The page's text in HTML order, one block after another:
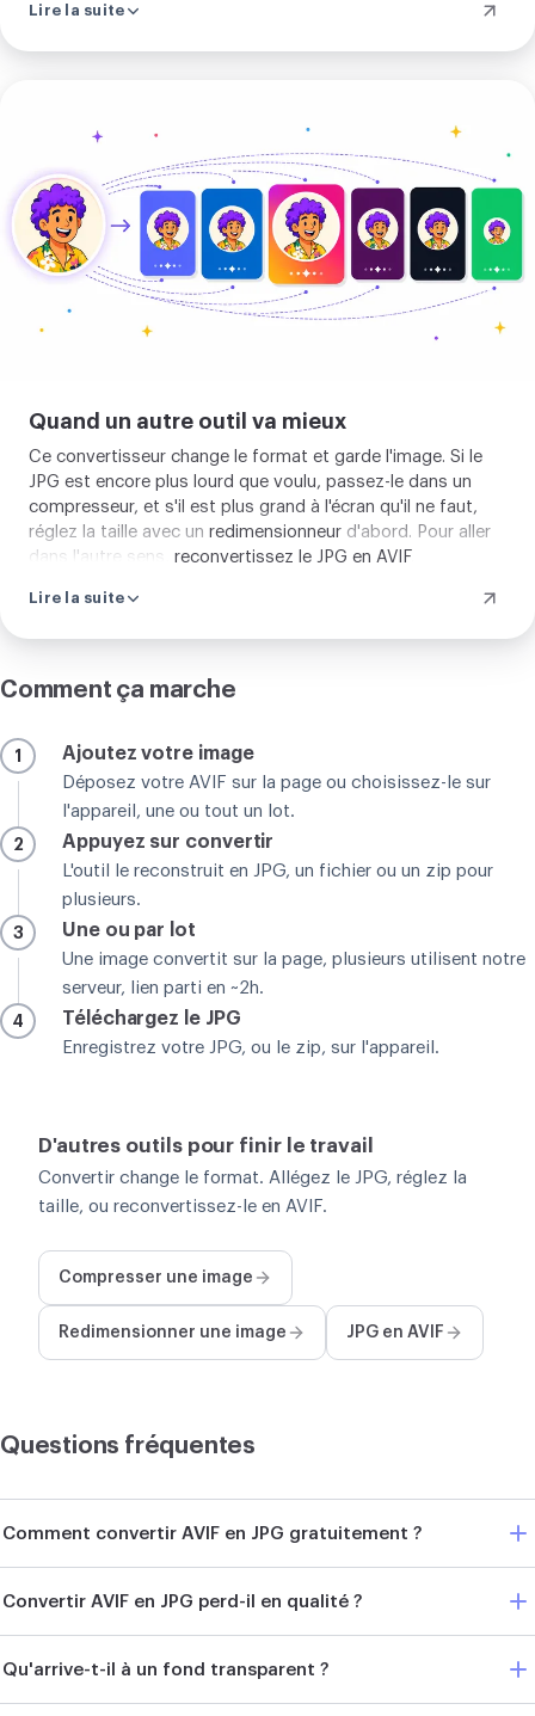
l'efface à l'instant où vous l'avez. Vous pouvez le confirmer
Lire la suite
Quand un autre outil va mieux
Ce convertisseur change le format et garde l'image. Si le
JPG est encore plus lourd que voulu, passez-le dans un
compresseur, et s'il est plus grand à l'écran qu'il ne faut,
réglez la taille avec un redimensionneur d'abord. Pour aller
dans l'autre sens, reconvertissez le JPG en AVIF
Lire la suite
Comment ça marche
1 Ajoutez votre image
Déposez votre AVIF sur la page ou choisissez-le sur
l'appareil, une ou tout un lot.
2 Appuyez sur convertir
L'outil le reconstruit en JPG, un fichier ou un zip pour
plusieurs.
3 Une ou par lot
Une image convertit sur la page, plusieurs utilisent notre
serveur, lien parti en ~2h.
4 Téléchargez le JPG
Enregistrez votre JPG, ou le zip, sur l'appareil.
D'autres outils pour finir le travail
Convertir change le format. Allégez le JPG, réglez la
taille, ou reconvertissez-le en AVIF.
Compresser une image
Redimensionner une image JPG en AVIF
Questions fréquentes
Comment convertir AVIF en JPG gratuitement ?
Convertir AVIF en JPG perd-il en qualité ?
Qu'arrive-t-il à un fond transparent ?